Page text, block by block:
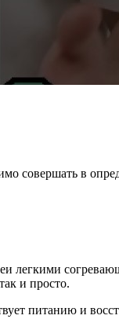
совершать в
легкими
и просто.
питанию и